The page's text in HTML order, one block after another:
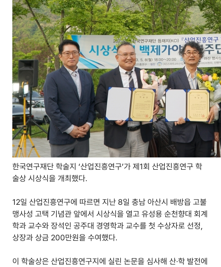
한국연구재단 학술지 ‘산업진흥연구’가 제1회 산업진흥연구 학
술상 시상식을 개최했다.
12일 산업진흥연구에 따르면 지난 8일 충남 아산시 배방읍 고불
맹사성 고택 기념관 앞에서 시상식을 열고 유성용 순천향대 회계
학과 교수와 장석인 공주대 경영학과 교수를 첫 수상자로 선정,
상장과 상금 200만원을 수여했다.
이 학술상은 산업진흥연구지에 실린 논문을 심사해 산·학 발전에